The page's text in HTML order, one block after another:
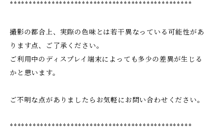
************************************************
撮影の都合上、実際の色味とは若干異なっている可能性があ
ります点、ご了承ください。
ご利用中のディスプレイ端末によっても多少の差異が生じる
かと思います。
ご不明な点がありましたらお気軽にお問い合わせください。
************************************************